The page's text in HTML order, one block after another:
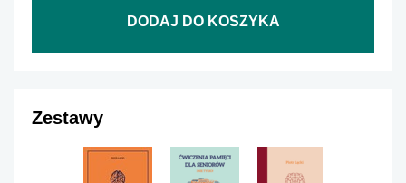
DODAJ DO KOSZYKA
Zestawy